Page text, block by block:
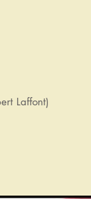
Laffont)